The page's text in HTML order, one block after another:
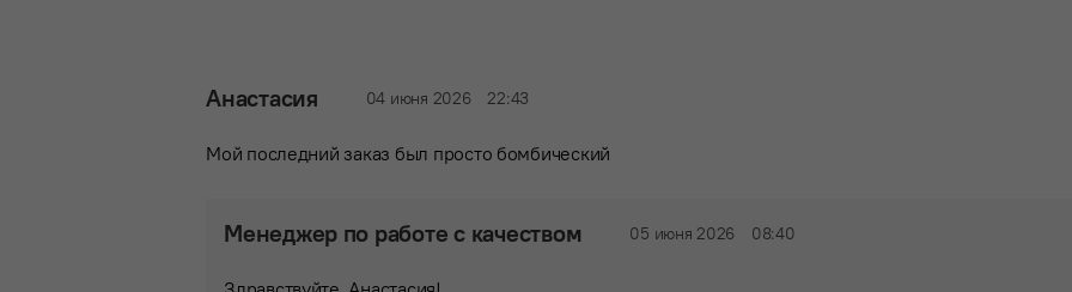
Анастасия 04 июня 2026 22:43
Мой последний заказ был просто бомбический
Менеджер по работе с качеством 05 июня 2026 08:40